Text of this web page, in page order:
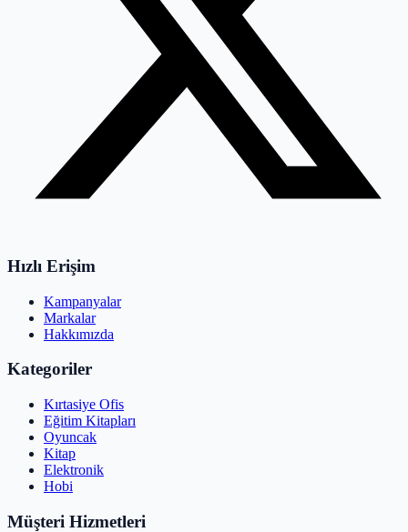
Hızlı Erişim
Kampanyalar
Markalar
Hakkımızda
Kategoriler
Kırtasiye Ofis
Eğitim Kitapları
Oyuncak
Kitap
Elektronik
Hobi
Müşteri Hizmetleri